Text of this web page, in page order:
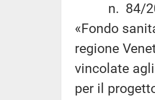
n. 84/
«Fondo
regione
vincolate
per il